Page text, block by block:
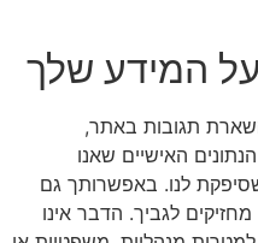
על המידע שלך
תגובות באתר,
האישיים שאנו
לנו. באפשרותך גם
לגביך. הדבר אינו